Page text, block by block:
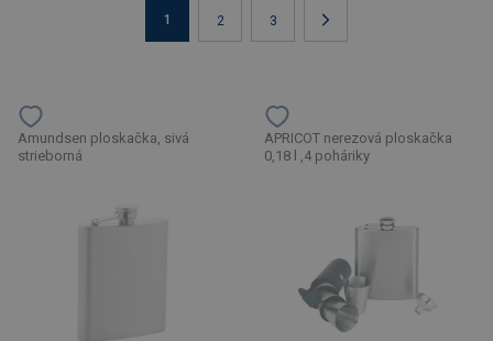
1 2 3
Amundsen ploskačka, sivá
strieborná
APRICOT nerezová ploskačka
0,18 l ,4 poháriky